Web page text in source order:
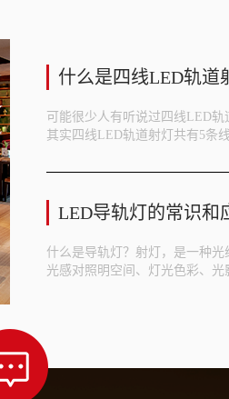
什么是四线LED轨道
可能很少人有听说过四线LED轨
其实四线LED轨道射灯共有5条
LED导轨灯的常识和
什么是导轨灯？射灯，是一种
光感对照明空间、灯光色彩、光